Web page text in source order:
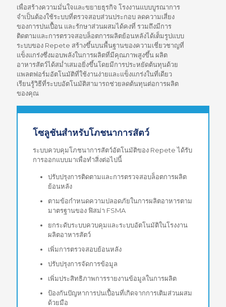
เพื่อสร้างความมั่นใจและขยายธุรกิจ โรงงานแบบบูรณาการ
จำเป็นต้องใช้ระบบที่ตรวจสอบส่วนประกอบ ลดความเสี่ยง
ของการปนเปื้อน และรักษาส่วนผสมได้คงที่ รวมถึงมีการ
ติดตามและการตรวจสอบล็อตการผลิตย้อนหลังได้เต็มรูปแบบ
ระบบของ Repete สร้างขึ้นบนพื้นฐานของความเชี่ยวชาญที่
แข็งแกร่งซึ่งมอบพลังในการผลิตที่มีคุณภาพสูงขึ้น ผลิต
อาหารสัตว์ได้สม่ำเสมอยิ่งขึ้นโดยมีการประหยัดต้นทุนด้วย
แพลตฟอร์มอัตโนมัติที่ใช้งานง่ายและแข็งแกร่งในที่เดียว
เรียนรู้วิธีที่ระบบอัตโนมัติสามารถช่วยลดต้นทุนต่อการผลิต
ของคุณ
โซลูชันสำหรับโภชนาการสัตว์
ระบบควบคุมโภชนาการสัตว์อัตโนมัติของ Repete ได้รับ
การออกแบบมาเพื่อทำสิ่งต่อไปนี้
ปรับปรุงการติดตามและการตรวจสอบล็อตการผลิต
ย้อนหลัง
ตามข้อกำหนดความปลอดภัยในการผลิตอาหารตาม
มาตรฐานของ ฟิสม่า FSMA
ยกระดับระบบควบคุมและระบบอัตโนมัติในโรงงาน
ผลิตอาหารสัตว์
เพิ่มการตรวจสอบย้อนหลัง
ปรับปรุงการจัดการข้อมูล
เพิ่มประสิทธิภาพการรายงานข้อมูลในการผลิต
ป้องกันปัญหาการปนเปื้อนที่เกิดจากการเติมส่วนผสม
ด้วยมือ